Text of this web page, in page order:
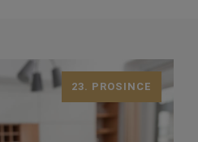
23. PROSINCE